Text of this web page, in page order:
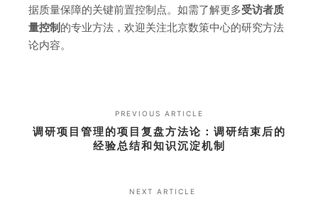
据质量保障的关键前置控制点。如需了解更多受访者质
量控制 的专业方法，欢迎关注北京数策中心的研究方法
论内容。
PREVIOUS ARTICLE
调研项目管理的项目复盘方法论：调研结束后的
经验总结和知识沉淀机制
NEXT ARTICLE